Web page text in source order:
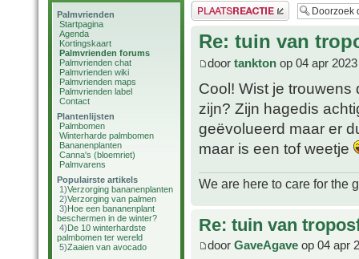
Palmvrienden
Startpagina
Agenda
Kortingskaart
Palmvrienden forums
Palmvrienden chat
Palmvrienden wiki
Palmvrienden maps
Palmvrienden label
Contact
Plantenlijsten
Palmbomen
Winterharde palmbomen
Bananenplanten
Canna's (bloemriet)
Palmvarens
Populairste artikels
1)Verzorging bananenplanten
2)Verzorging van palmen
3)Hoe een bananenplant
beschermen in de winter?
4)De 10 winterhardste
palmbomen ter wereld
5)Zaaien van avocado
Plaats een reactie
Re: tuin van
door tankton op 04 apr
Cool! Wist je
zijn? Zijn hagedis
geëvolueerd maar er
maar is een tof weetje
We are here to care for the
Re: tuin van
door GaveAgave op 04 apr